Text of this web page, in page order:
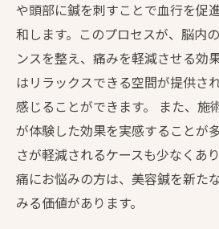
や頭部に鍼を刺すことで血行を促
和します。このプロセスが、脳内
ンスを整え、痛みを軽減させる効
はリラックスできる空間が提供さ
感じることができます。 また、施
が体験した効果を実感することが
さが軽減されるケースも少なくあ
痛にお悩みの方は、美容鍼を新た
みる価値があります。